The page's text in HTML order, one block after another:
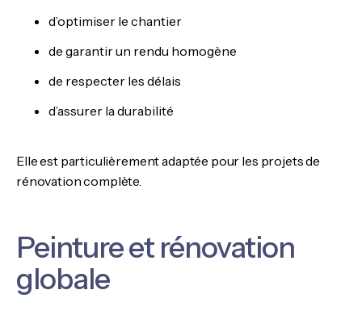
d’optimiser le chantier
de garantir un rendu homogène
de respecter les délais
d’assurer la durabilité
Elle est particulièrement adaptée pour les projets de
rénovation complète.
Peinture et rénovation
globale